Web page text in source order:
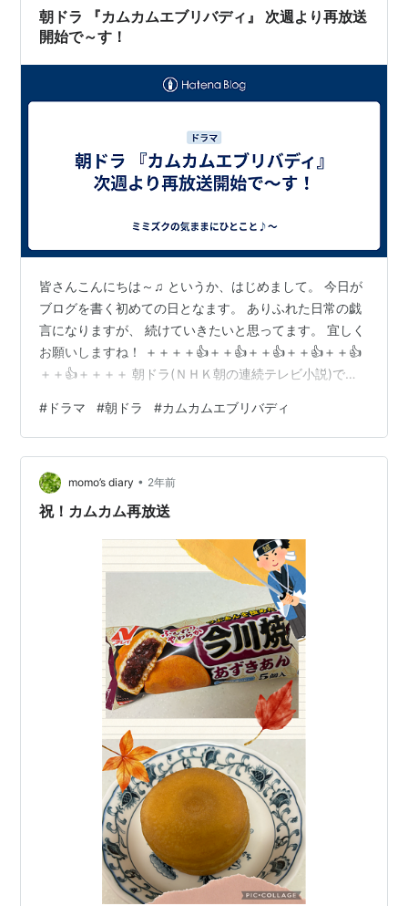
と内面はどうしたものかと…。 …
朝ドラ 『カムカムエブリバディ』 次週より再放送
開始で～す！
皆さんこんにちは～♫ というか、はじめまして。 今日が
ブログを書く初めての日となます。 ありふれた日常の戯
言になりますが、 続けていきたいと思ってます。 宜しく
お願いしますね！ ＋＋＋＋👍＋＋👍＋＋👍＋＋👍＋＋👍
＋＋👍＋＋＋＋ 朝ドラ(ＮＨＫ朝の連続テレビ小説)で
より再放送されますね～ あたしゃ昔っから朝ドラのファ
ンでずっと見てきていますが、 「カムカムエブリバデ
ィ」は良かった～ほんと良かった！ 皆さんそう思いませ
んでした？ 上白石萌音ちゃん、深津絵里さん、川栄李奈
ちゃんが 母、娘、孫の三代１００年(大正～令和)につな
# ドラマ #朝ドラ #カムカムエブリバディ
momo’s diary • 2年前
祝！カムカム再放送